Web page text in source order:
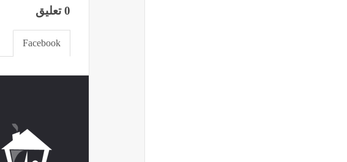
0 تعليق
Facebook